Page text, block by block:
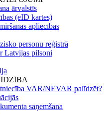
ārvalstīs
(eID kartes)
apliecības
personu reģistrā
Latvijas pilsoni
VAR/NEVAR palīdzēt?
saņemšana